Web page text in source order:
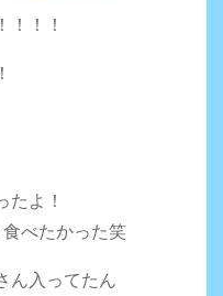
！！
よ！
べたかった笑
ん入ってたん